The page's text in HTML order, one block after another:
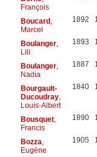
François
Boucard,
Marcel
1892
Boulanger,
Lili
1893
Boulanger,
Nadia
1887
Bourgault-
Ducoudray,
Louis-Albert
1840
Bousquet,
Francis
1890
Bozza
Eugène
1905